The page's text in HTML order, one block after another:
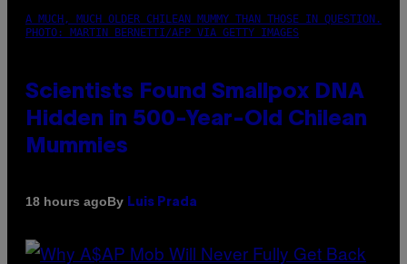
A MUCH, MUCH OLDER CHILEAN MUMMY THAN THOSE IN QUESTION.
PHOTO: MARTIN BERNETTI/AFP VIA GETTY IMAGES
Scientists Found Smallpox DNA
Hidden in 500-Year-Old Chilean
Mummies
18 hours agoBy Luis Prada